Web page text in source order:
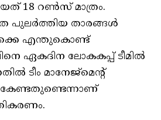
18 റണ്‍സ് മാത്രം.
പുലര്‍ത്തിയ താരങ്ങള്‍
എന്തുകൊണ്ട്
ഏകദിന ലോകകപ്പ് ടീമില്‍
ടീം മാനേജ്മെന്റ്